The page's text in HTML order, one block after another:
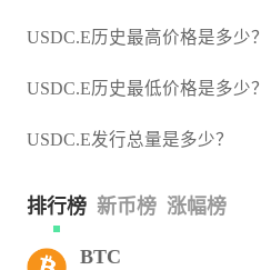
USDC.E历史最高价格是多少？
USDC.E历史最低价格是多少？
USDC.E发行总量是多少？
排行榜 新币榜 涨幅榜
BTC